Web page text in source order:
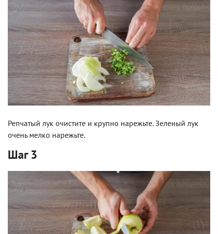
Репчатый лук очистите и крупно нарежьте. Зеленый лук
очень мелко нарежьте.
Шаг 3